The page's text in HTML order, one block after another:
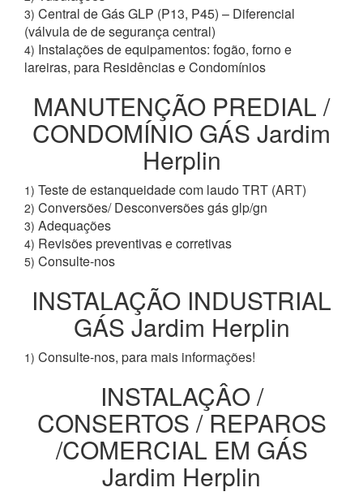
3) Central de Gás GLP (P13, P45) – Diferencial
(válvula de de segurança central)
4) Instalações de equipamentos: fogão, forno e
lareiras, para Residências e Condomínios
MANUTENÇÃO PREDIAL /
CONDOMÍNIO GÁS Jardim
Herplin
1) Teste de estanqueidade com laudo TRT (ART)
2) Conversões/ Desconversões gás glp/gn
3) Adequações
4) Revisões preventivas e corretivas
5) Consulte-nos
INSTALAÇÃO INDUSTRIAL
GÁS Jardim Herplin
1) Consulte-nos, para mais informações!
INSTALAÇÂO /
CONSERTOS / REPAROS
/COMERCIAL EM GÁS
Jardim Herplin